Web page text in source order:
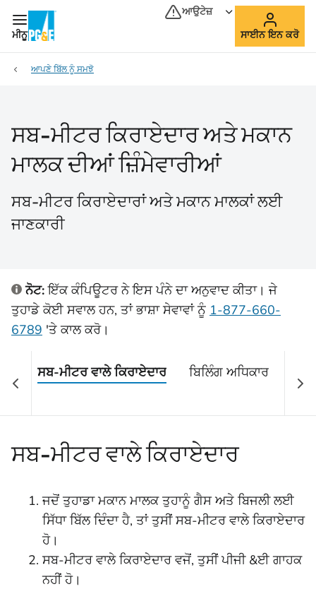
ਮੀਨੂ
ਆਉਟੇਜ਼
ਸਾਈਨ ਇਨ ਕਰੋ
ਆਪਣੇ ਬਿੱਲ ਨੂੰ ਸਮਝੋ
ਸਬ-ਮੀਟਰ ਕਿਰਾਏਦਾਰ ਅਤੇ ਮਕਾਨ
ਮਾਲਕ ਦੀਆਂ ਜ਼ਿੰਮੇਵਾਰੀਆਂ
ਸਬ-ਮੀਟਰ ਕਿਰਾਏਦਾਰਾਂ ਅਤੇ ਮਕਾਨ ਮਾਲਕਾਂ ਲਈ
ਜਾਣਕਾਰੀ
ਨੋਟ:ਇੱਕ ਕੰਪਿਊਟਰ ਨੇ ਇਸ ਪੰਨੇ ਦਾ ਅਨੁਵਾਦ ਕੀਤਾ। ਜੇ
ਤੁਹਾਡੇ ਕੋਈ ਸਵਾਲ ਹਨ, ਤਾਂ ਭਾਸ਼ਾ ਸੇਵਾਵਾਂ ਨੂੰ 1-877-660-
6789 'ਤੇ ਕਾਲ ਕਰੋ।
ਸਬ-ਮੀਟਰ ਵਾਲੇ ਕਿਰਾਏਦਾਰ ਬਿਲਿੰਗ ਅਧਿਕਾਰ
ਸਬ-ਮੀਟਰ ਵਾਲੇ ਕਿਰਾਏਦਾਰ
ਜਦੋਂ ਤੁਹਾਡਾ ਮਕਾਨ ਮਾਲਕ ਤੁਹਾਨੂੰ ਗੈਸ ਅਤੇ ਬਿਜਲੀ ਲਈ
ਸਿੱਧਾ ਬਿੱਲ ਦਿੰਦਾ ਹੈ, ਤਾਂ ਤੁਸੀਂ ਸਬ-ਮੀਟਰ ਵਾਲੇ ਕਿਰਾਏਦਾਰ
ਹੋ।
ਸਬ-ਮੀਟਰ ਵਾਲੇ ਕਿਰਾਏਦਾਰ ਵਜੋਂ, ਤੁਸੀਂ ਪੀਜੀ &ਈ ਗਾਹਕ
ਨਹੀਂ ਹੋ।